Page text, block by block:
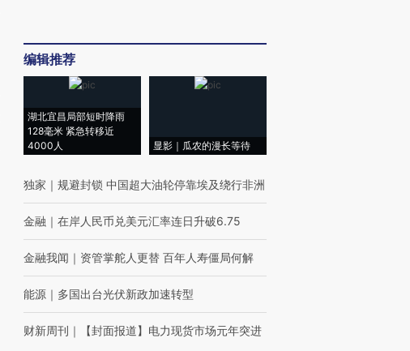
编辑推荐
湖北宜昌局部短时降雨
128毫米 紧急转移近
4000人
显影｜瓜农的漫长等待
独家 ｜ 规避封锁 中国超大油轮停靠埃及绕行非洲
金融 ｜ 在岸人民币兑美元汇率连日升破6.75
金融我闻 ｜ 资管掌舵人更替 百年人寿僵局何解
能源 ｜ 多国出台光伏新政加速转型
财新周刊 ｜ 【封面报道】电力现货市场元年突进